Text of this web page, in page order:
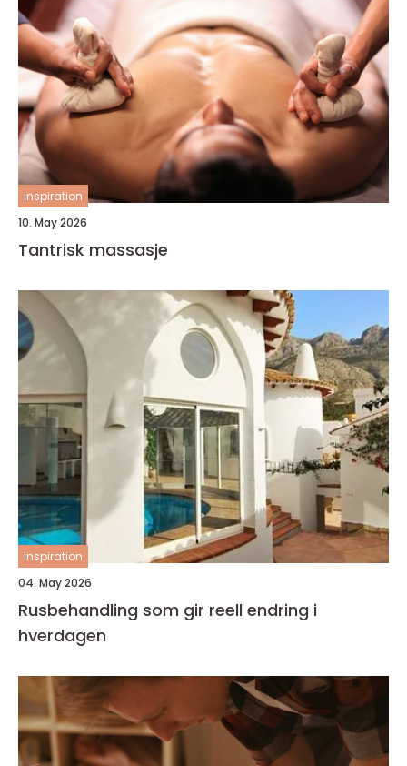
inspiration
10. May 2026
Tantrisk massasje
inspiration
04. May 2026
Rusbehandling som gir reell endring i
hverdagen